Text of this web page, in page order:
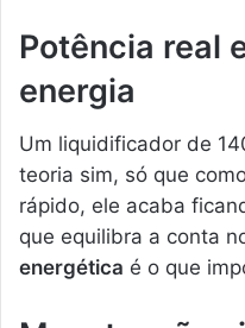
Potência real
energia
Um liquidificador de
teoria sim, só que
rápido, ele acaba
que equilibra a conta
energética é o que